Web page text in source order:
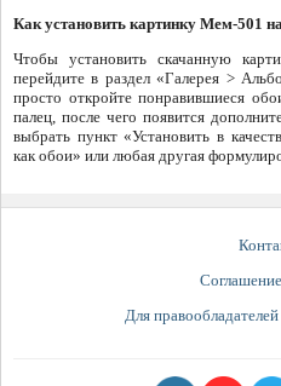
Как установить картинку Мем-501
Чтобы установить скачанную
перейдите в раздел «Галерея >
просто откройте понравившиеся
палец, после чего появится
выбрать пункт «Установить в
как обои» или любая другая
Для